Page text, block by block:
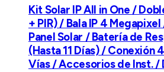
Kit Solar IP All in One /
+ PIR) / Bala IP 4
Panel Solar / Batería de
(Hasta 11 Días) / Conexión
Vías / Accesorios de Inst. /